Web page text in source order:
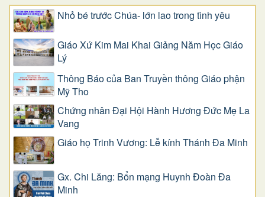
Nhỏ bé trước Chúa- lớn lao trong tình yêu
Giáo Xứ Kim Mai Khai Giảng Năm Học Giáo
Lý
Thông Báo của Ban Truyền thông Giáo phận
Mỹ Tho
Chứng nhân Đại Hội Hành Hương Đức Mẹ La
Vang
Giáo họ Trinh Vương: Lễ kính Thánh Đa Minh
Gx. Chi Lăng: Bổn mạng Huynh Đoàn Đa
Minh